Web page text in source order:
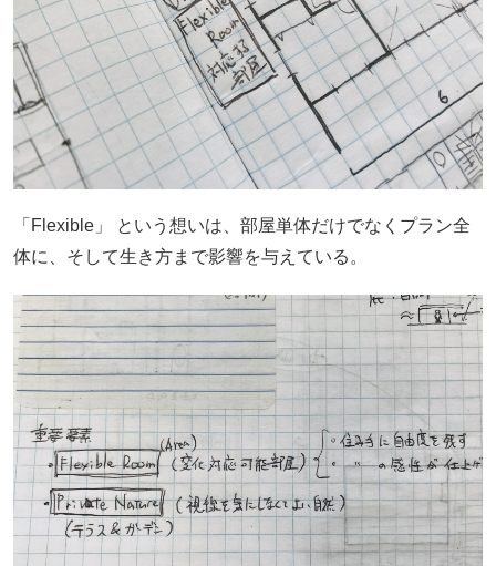
「Flexible」 という想いは、部屋単体だけでなくプラン全
体に、そして生き方まで影響を与えている。